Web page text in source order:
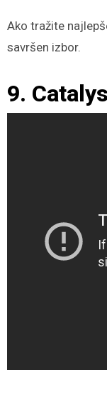
Ako tražite
savršen izbor.
9.